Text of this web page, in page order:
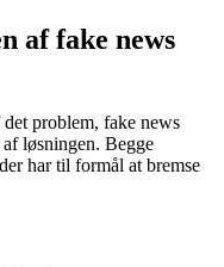
af fake news
problem, fake news
løsningen. Begge
har til formål at bremse